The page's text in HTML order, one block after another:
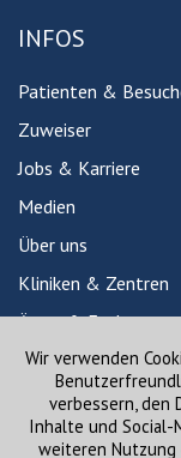
INFOS
Patienten &
Zuweiser
Jobs & Karriere
Medien
Über uns
Kliniken & Zentren
Ärzte &
Babygalerie
News
Veranstaltungen
Wir verwenden
verbessern, den
Inhalte und Social-
weiteren Nutzung